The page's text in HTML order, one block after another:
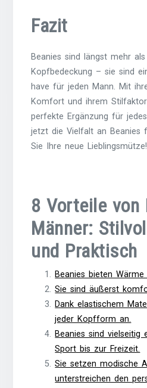
Fazit
Beanies sind längst mehr
Kopfbedeckung – sie sind
have für jeden Mann. Mit
Komfort und ihrem
perfekte Ergänzung für
jetzt die Vielfalt an Beanies
Sie Ihre neue Lieblingsmütze!
8 Vorteile von
Männer:
und Praktisch
Beanies bieten
Sie sind äußerst
Dank elastischem
jeder Kopfform an.
Beanies sind vielseitig
Sport bis zur Freizeit.
Sie setzen modische
unterstreichen den